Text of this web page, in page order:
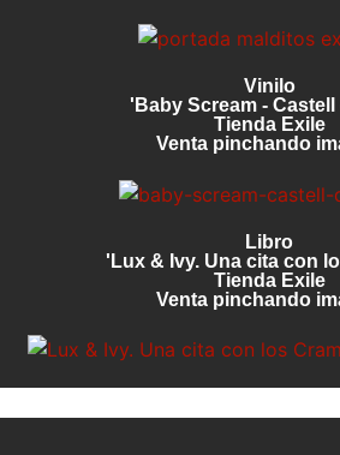
Vinilo
'Baby Scream - Castell
Tienda Exile
Venta pinchando
Libro
'Lux & Ivy. Una cita con
Tienda Exile
Venta pinchando